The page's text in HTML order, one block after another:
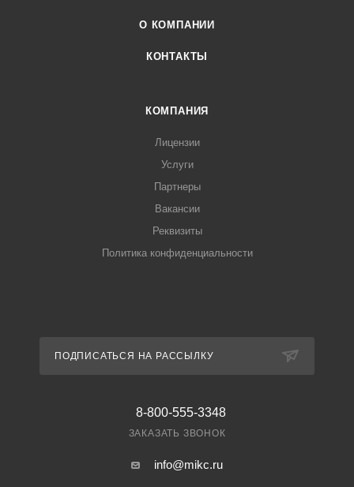
О КОМПАНИИ
КОНТАКТЫ
КОМПАНИЯ
Лицензии
Услуги
Партнеры
Вакансии
Реквизиты
Политика конфиденциальности
ПОДПИСАТЬСЯ НА РАССЫЛКУ
8-800-555-3348
ЗАКАЗАТЬ ЗВОНОК
info@mikc.ru